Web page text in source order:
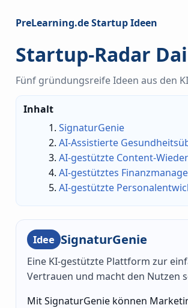
PreLearning.de Startup Ideen
Startup-Radar
Fünf gründungsreife Ideen aus den
Inhalt
SignaturGenie
AI-Assistierte
AI-gestützte Content-
AI-gestütztes
AI-gestützte
Idee SignaturGenie
Eine KI-gestützte Plattform zur
Vertrauen und macht den Nutzen
Mit SignaturGenie können